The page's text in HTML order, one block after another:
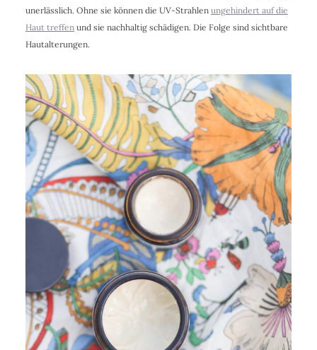
unerlässlich. Ohne sie können die UV-Strahlen ungehindert auf die
Haut treffenund sie nachhaltig schädigen. Die Folge sind sichtbare
Hautalterungen.